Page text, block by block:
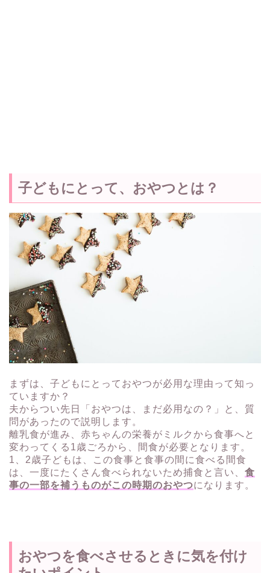
子どもにとって、おやつとは？
まずは、子どもにとっておやつが必用な理由って知っ
ていますか？
夫からつい先日「おやつは、まだ必用なの？」と、質
問があったので説明します。
離乳食が進み、赤ちゃんの栄養がミルクから食事へと
変わってくる1歳ごろから、間食が必要となります。
1、2歳子どもは、この食事と食事の間に食べる間食
は、一度にたくさん食べられないため捕食と言い、 食
事の一部を補うものがこの時期のおやつになります。
おやつを食べさせるときに気を付け